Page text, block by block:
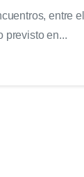
entre
previsto en...